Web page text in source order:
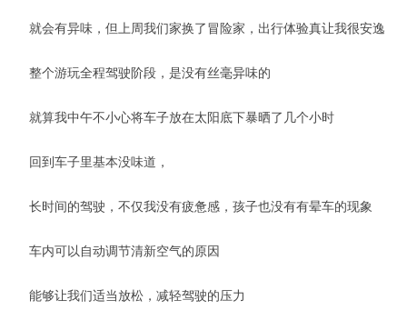
就会有异味，但上周我们家换了冒险家，出行体验真让我很安逸
整个游玩全程驾驶阶段，是没有丝毫异味的
就算我中午不小心将车子放在太阳底下暴晒了几个小时
回到车子里基本没味道，
长时间的驾驶，不仅我没有疲惫感，孩子也没有有晕车的现象
车内可以自动调节清新空气的原因
能够让我们适当放松，减轻驾驶的压力